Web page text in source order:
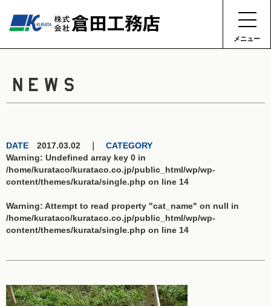
メニュー
NEWS
DATE 2017.03.02 ｜ CATEGORY
Warning: Undefined array key 0 in
/home/kurataco/kurataco.co.jp/public_html/wp/wp-
content/themes/kurata/single.php on line 14
Warning: Attempt to read property "cat_name" on null in
/home/kurataco/kurataco.co.jp/public_html/wp/wp-
content/themes/kurata/single.php on line 14